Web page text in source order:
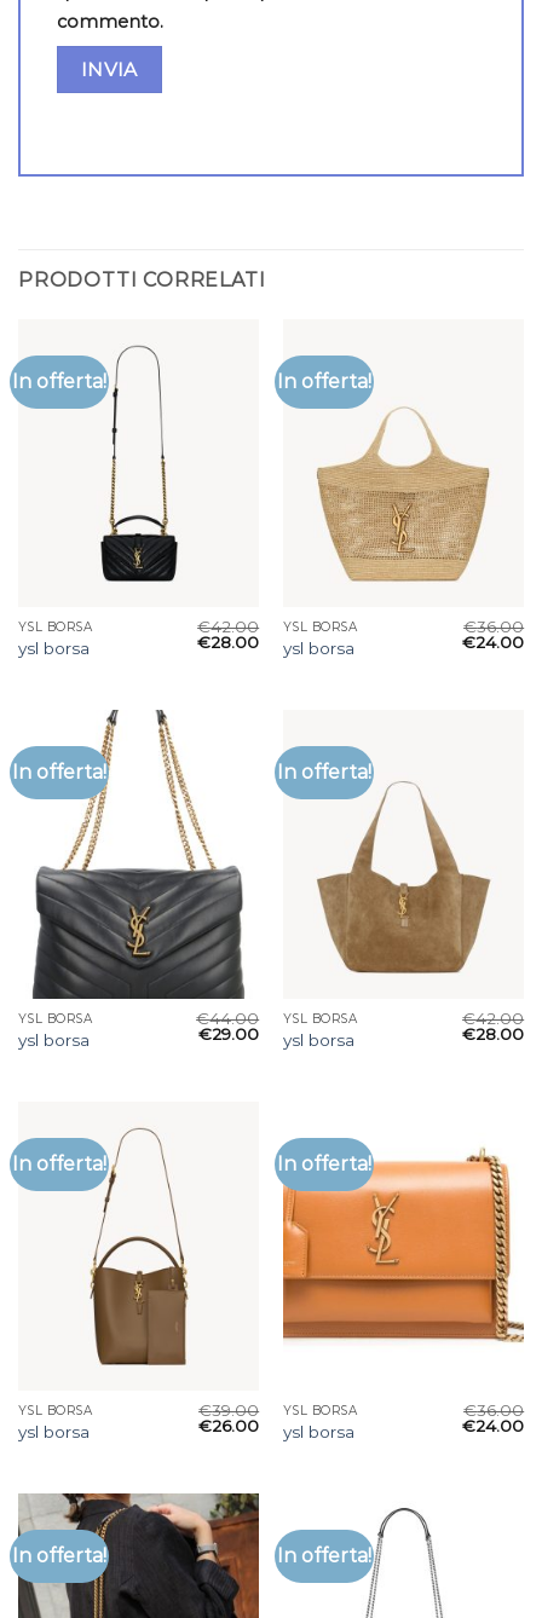
commento.
PRODOTTI CORRELATI
In offerta!
YSL BORSA
ysl borsa
€42.00
€28.00
In offerta!
YSL BORSA
ysl borsa
€36.00
€24.00
In offerta!
YSL BORSA
ysl borsa
€44.00
€29.00
In offerta!
YSL BORSA
ysl borsa
€42.00
€28.00
In offerta!
YSL BORSA
ysl borsa
€39.00
€26.00
In offerta!
YSL BORSA
ysl borsa
€36.00
€24.00
In offerta! In offerta!